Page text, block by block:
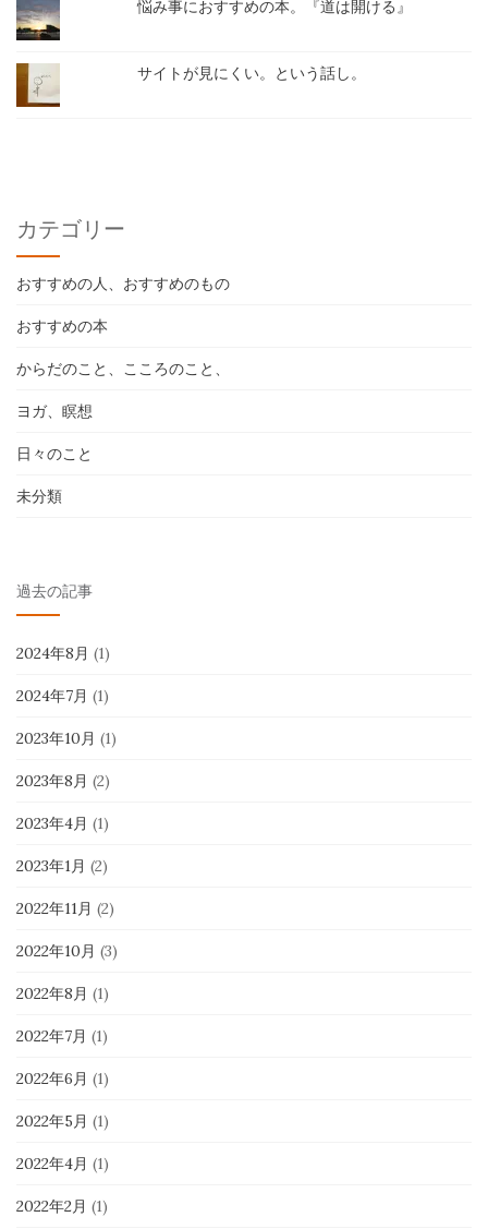
悩み事におすすめの本。『道は開ける』
サイトが見にくい。という話し。
カテゴリー
おすすめの人、おすすめのもの
おすすめの本
からだのこと、こころのこと、
ヨガ、瞑想
日々のこと
未分類
過去の記事
2024年8月 (1)
2024年7月 (1)
2023年10月 (1)
2023年8月 (2)
2023年4月 (1)
2023年1月 (2)
2022年11月 (2)
2022年10月 (3)
2022年8月 (1)
2022年7月 (1)
2022年6月 (1)
2022年5月 (1)
2022年4月 (1)
2022年2月 (1)